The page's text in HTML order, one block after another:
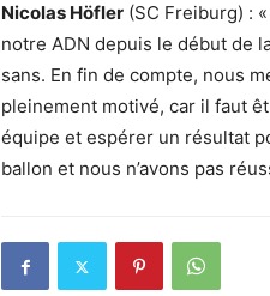
Nicolas Höfler (SC Freiburg) :
notre ADN depuis le début de
sans. En fin de compte, nous
pleinement motivé, car il faut
équipe et espérer un résultat
ballon et nous n’avons pas